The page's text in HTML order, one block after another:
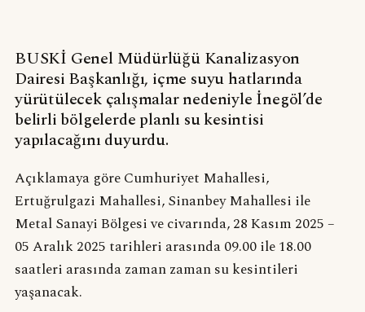
BUSKİ Genel Müdürlüğü Kanalizasyon
Dairesi Başkanlığı, içme suyu hatlarında
yürütülecek çalışmalar nedeniyle İnegöl’de
belirli bölgelerde planlı su kesintisi
yapılacağını duyurdu.
Açıklamaya göre Cumhuriyet Mahallesi,
Ertuğrulgazi Mahallesi, Sinanbey Mahallesi ile
Metal Sanayi Bölgesi ve civarında, 28 Kasım 2025 –
05 Aralık 2025 tarihleri arasında 09.00 ile 18.00
saatleri arasında zaman zaman su kesintileri
yaşanacak.